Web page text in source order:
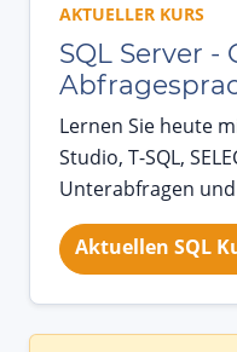
AKTUELLER KURS
SQL Server -
Lernen Sie heute
Studio, T-SQL,
Unterabfragen
Aktuellen SQL